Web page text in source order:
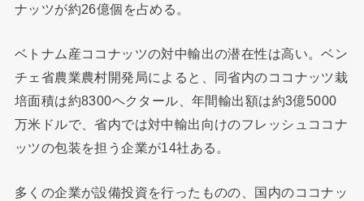
ナッツが約26億個を占める。
ベトナム産ココナッツの対中輸出の潜在性は高い。ベン
チェ省農業農村開発局によると、同省内のココナッツ栽
培面積は約8300ヘクタール、年間輸出額は約3億5000
万米ドルで、省内では対中輸出向けのフレッシュココナ
ッツの包装を担う企業が14社ある。
多くの企業が設備投資を行ったものの、国内のココナッ